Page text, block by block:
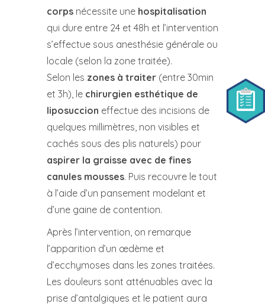
corps nécessite une hospitalisation
qui dure entre 24 et 48h et l’intervention
s’effectue sous anesthésie générale ou
locale (selon la zone traitée).
Selon les zones à traiter (entre 30min
et 3h), le chirurgien esthétique de
liposuccion effectue des incisions de
quelques millimètres, non visibles et
cachés sous des plis naturels) pour
aspirer la graisse avec de fines
canules mousses. Puis recouvre le tout
à l’aide d’un pansement modelant et
d’une gaine de contention.
Après l’intervention, on remarque
l’apparition d’un œdème et
d’ecchymoses dans les zones traitées.
Les douleurs sont atténuables avec la
prise d’antalgiques et le patient aura